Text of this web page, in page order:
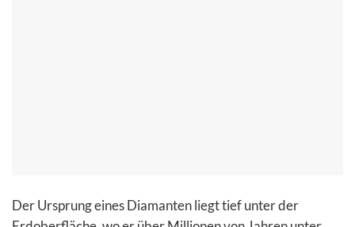
Der Ursprung eines Diamanten liegt tief unter der